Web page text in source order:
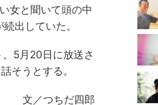
女と聞いて頭の中
出していた。
5月20日に放送さ
そうとする。
文／つちだ四郎